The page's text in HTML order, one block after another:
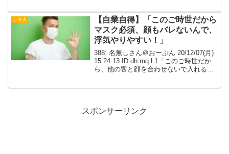
て反省してるのに、ひどくない...
シタ夫
【自業自得】「このご時世だから
マスク必須、顔もバレないんで、
浮気やりやすい！」
388: 名無しさん＠おーぷん 20/12/07(月)
15:24:13 ID:dh.mq.L1「このご時世だか
ら、他の客と顔を合わせないで入れるよ
スポンサーリンク